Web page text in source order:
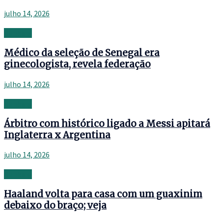
julho 14, 2026
Médico da seleção de Senegal era
ginecologista, revela federação
julho 14, 2026
Árbitro com histórico ligado a Messi apitará
Inglaterra x Argentina
julho 14, 2026
Haaland volta para casa com um guaxinim
debaixo do braço; veja